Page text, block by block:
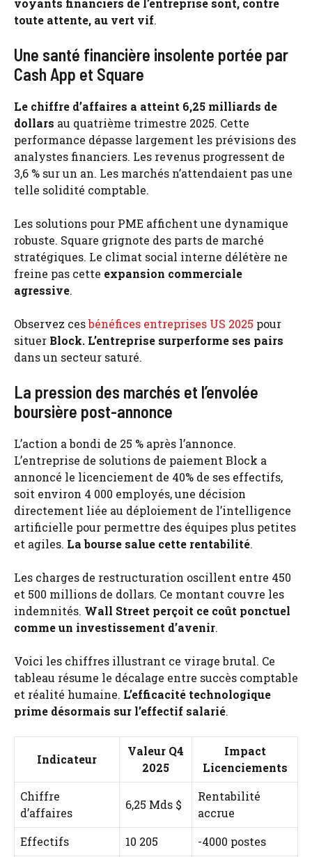
toute attente, au vert vif.
Une santé financière insolente portée par
Cash App et Square
Le chiffre d’affaires a atteint 6,25 milliards de
dollars au quatrième trimestre 2025. Cette
performance dépasse largement les prévisions des
analystes financiers. Les revenus progressent de
3,6 % sur un an. Les marchés n’attendaient pas une
telle solidité comptable.
Les solutions pour PME affichent une dynamique
robuste. Square grignote des parts de marché
stratégiques. Le climat social interne délétère ne
freine pas cette expansion commerciale
agressive.
Observez cesbénéfices entreprises US 2025 pour
situer Block. L’entreprise surperforme ses pairs
dans un secteur saturé.
La pression des marchés et l’envolée
boursière post-annonce
L’action a bondi de 25 % après l’annonce.
L’entreprise de solutions de paiement Block a
annoncé le licenciement de 40% de ses effectifs,
soit environ 4 000 employés, une décision
directement liée au déploiement de l’intelligence
artificielle pour permettre des équipes plus petites
et agiles. La bourse salue cette rentabilité.
Les charges de restructuration oscillent entre 450
et 500 millions de dollars. Ce montant couvre les
indemnités. Wall Street perçoit ce coût ponctuel
comme un investissement d’avenir.
Voici les chiffres illustrant ce virage brutal. Ce
tableau résume le décalage entre succès comptable
et réalité humaine. L’efficacité technologique
prime désormais sur l’effectif salarié.
Indicateur
Valeur Q4
2025
Impact
Licenciements
Chiffre
d’affaires
6,25 Mds $
Rentabilité
accrue
Effectifs
10 205 -4000 postes